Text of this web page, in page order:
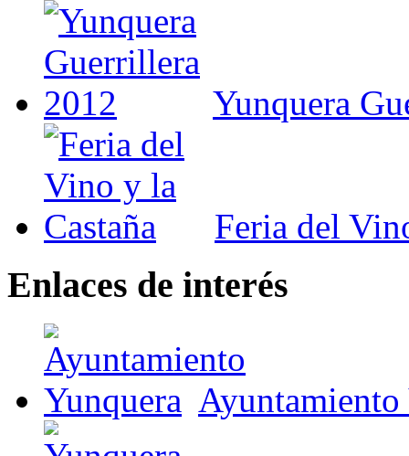
Yunquera
Feria del
Enlaces de interés
Ayuntamiento